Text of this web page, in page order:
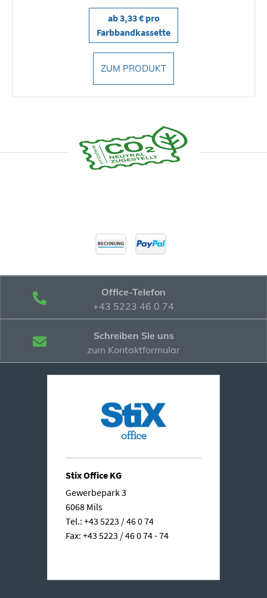
ab 3,33 € pro
Farbbandkassette
ZUM PRODUKT
Office-Telefon
+43 5223 46 0 74
Schreiben Sie uns
zum Kontaktformular
Stix Office KG
Gewerbepark 3
6068 Mils
Tel.: +43 5223 / 46 0 74
Fax: +43 5223 / 46 0 74 - 74